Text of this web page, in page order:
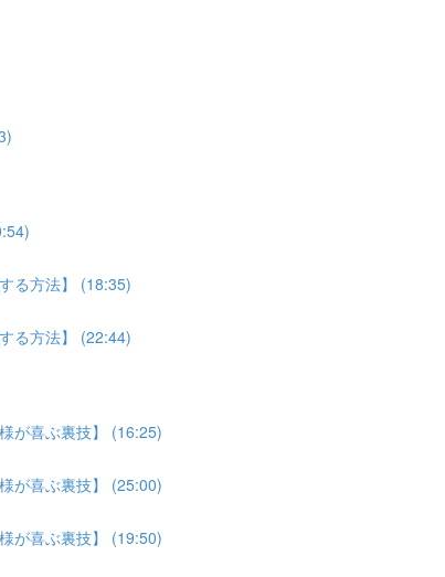
る方法】 (18:35)
る方法】 (22:44)
が喜ぶ裏技】 (16:25)
が喜ぶ裏技】 (25:00)
が喜ぶ裏技】 (19:50)